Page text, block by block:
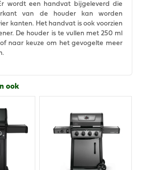
wordt een handvat bijgeleverd die
van de houder kan worden
kanten. Het handvat is ook voorzien
De houder is te vullen met 250 ml
naar keuze om het gevogelte meer
ook